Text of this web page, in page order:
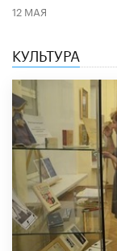
12 МАЯ
КУЛЬТУРА